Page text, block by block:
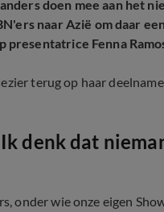
doen mee aan het
naar Azië om daar
presentatrice Fenna
terug op haar
Ik denk dat
onder wie onze eigen